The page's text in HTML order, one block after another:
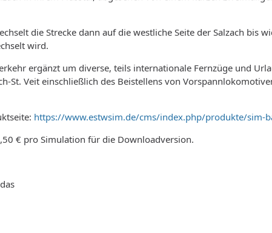
die Strecke dann auf die westliche Seite der Salzach bis
wird.
ergänzt um diverse, teils internationale Fernzüge und
St. Veit einschließlich des Beistellens von
https://www.estwsim.de/cms/index.php/produkte/sim-
€ pro Simulation für die Downloadversion.